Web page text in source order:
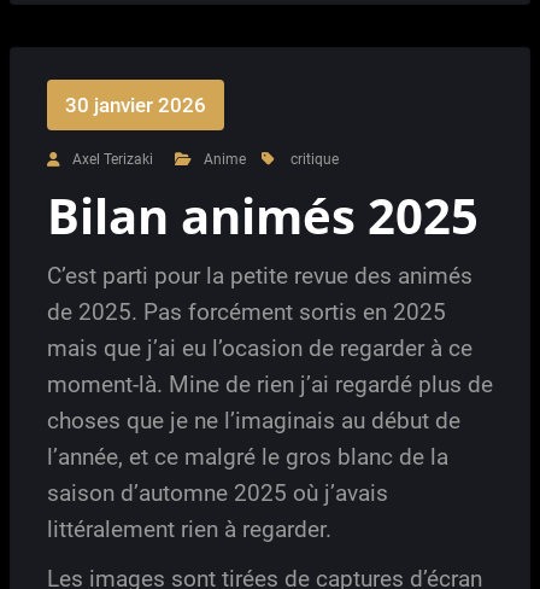
30 janvier 2026
Axel Terizaki Anime critique
Bilan animés 2025
C’est parti pour la petite revue des animés
de 2025. Pas forcément sortis en 2025
mais que j’ai eu l’ocasion de regarder à ce
moment-là. Mine de rien j’ai regardé plus de
choses que je ne l’imaginais au début de
l’année, et ce malgré le gros blanc de la
saison d’automne 2025 où j’avais
littéralement rien à regarder.
Les images sont tirées de captures d’écran